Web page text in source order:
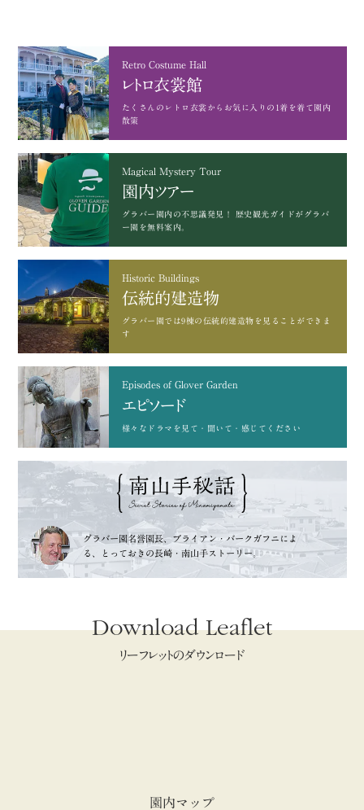
Retro Costume Hall
レトロ衣裳館
たくさんのレトロ衣裳から お気に入りの1着を着て園内
散策
Magical Mystery Tour
園内ツアー
グラバー園内の不思議発見！
歴史観光ガイドがグラバ
ー園を無料案内。
Historic Buildings
伝統的建造物
グラバー園では9棟の 伝統的建造物を見ることができま
す
Episodes of Glover Garden
エピソード
様々なドラマを 見て・聞いて・感じてください
グラバー園名誉園長、ブライアン・バークガフニによ
る、
とっておきの長崎・南山手ストーリー。
Download Leaflet
リーフレットのダウンロード
園内マップ